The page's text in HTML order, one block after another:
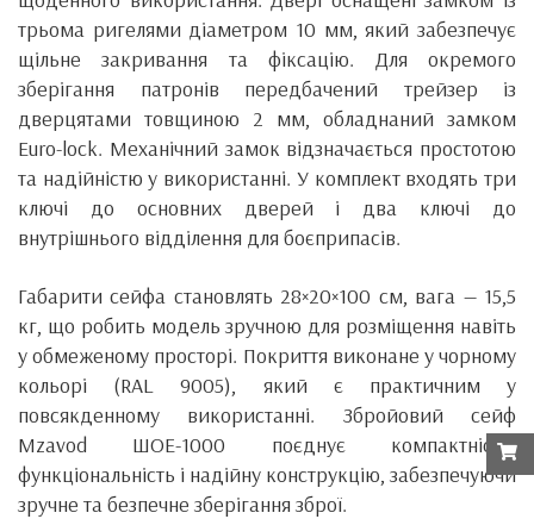
трьома ригелями діаметром 10 мм, який забезпечує
щільне закривання та фіксацію. Для окремого
зберігання патронів передбачений трейзер із
дверцятами товщиною 2 мм, обладнаний замком
Euro-lock. Механічний замок відзначається простотою
та надійністю у використанні. У комплект входять три
ключі до основних дверей і два ключі до
внутрішнього відділення для боєприпасів.
Габарити сейфа становлять 28×20×100 см, вага — 15,5
кг, що робить модель зручною для розміщення навіть
у обмеженому просторі. Покриття виконане у чорному
кольорі (RAL 9005), який є практичним у
повсякденному використанні. Збройовий сейф
Mzavod ШОЕ-1000 поєднує компактність,
функціональність і надійну конструкцію, забезпечуючи
зручне та безпечне зберігання зброї.